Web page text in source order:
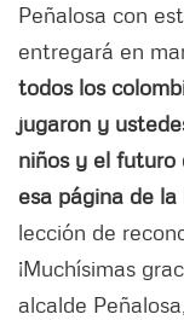
Peñalosa con
entregará en
todos los
jugaron y
niños y el futuro
esa página de
lección de
¡Muchísimas
alcalde